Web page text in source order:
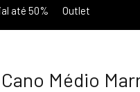
até 50% Outlet
Médio